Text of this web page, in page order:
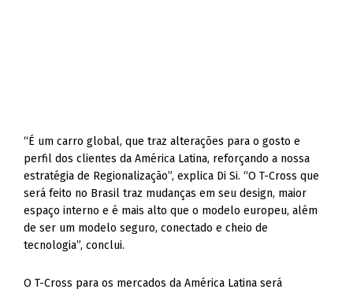
“É um carro global, que traz alterações para o gosto e
perfil dos clientes da América Latina, reforçando a nossa
estratégia de Regionalização”, explica Di Si. “O T-Cross que
será feito no Brasil traz mudanças em seu design, maior
espaço interno e é mais alto que o modelo europeu, além
de ser um modelo seguro, conectado e cheio de
tecnologia”, conclui.
O T-Cross para os mercados da América Latina será